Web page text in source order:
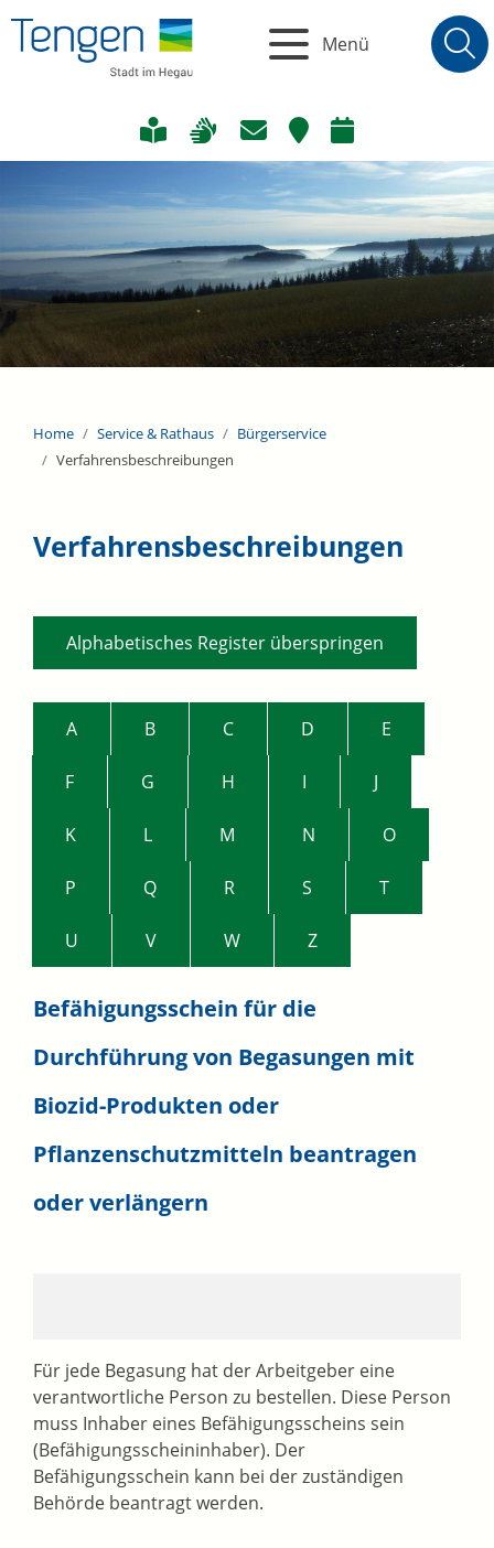
Menü
Home Service & Rathaus
Bürgerservice
Verfahrensbeschreibungen
Verfahrensbeschreibungen
Alphabetisches Register überspringen
A B C D E
F G H I J
K L M N O
P Q R S T
U V W Z
Befähigungsschein für die
Durchführung von Begasungen mit
Biozid-Produkten oder
Pflanzenschutzmitteln beantragen
oder verlängern
Für jede Begasung hat der Arbeitgeber eine
verantwortliche Person zu bestellen. Diese Person
muss Inhaber eines Befähigungsscheins sein
(Befähigungsscheininhaber). Der
Befähigungsschein kann bei der zuständigen
Behörde beantragt werden.